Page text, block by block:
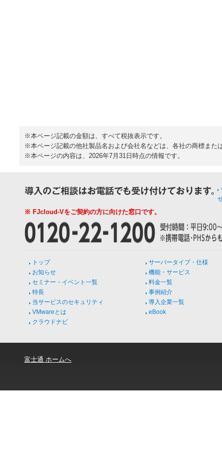
※本ページ記載の金額は、すべて税抜表示です。
※本ページ記載の他社製品名および会社名などは、各社の商標また
※本ページの内容は、2026年7月31日時点の情報です。
※ FJcloud-Vをご契約の方に向けた窓口です。
トップ
お知らせ
セミナー・イベント一覧
特長
当サービスのセキュリティ
VMwareとは
クラウドナビ
サーバータイプ・仕様
機能・サービス
料金一覧
事例紹介
導入企業一覧
eBook
富士通 ホームへ